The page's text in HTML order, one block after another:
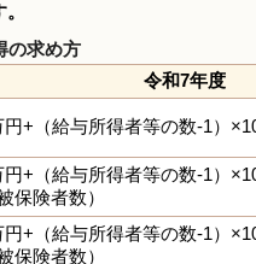
の求め方
令和7年度
円+（給与所得者等の数-1）
円+（給与所得者等の数-1）
保険者数）
円+（給与所得者等の数-1）
保険者数）